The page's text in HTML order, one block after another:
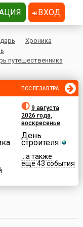
Хроника
путешественника
ПОСЛЕЗАВТРА
9 августа
2026 года,
воскресенье
День
строителя
...а также
еще 43 события
ВХОД